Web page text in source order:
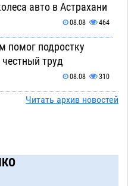
авто в Астрахани
08.08 464
помог подростку
труд
08.08 310
в Астрахани
лихача с улицы
Читать архив новостей